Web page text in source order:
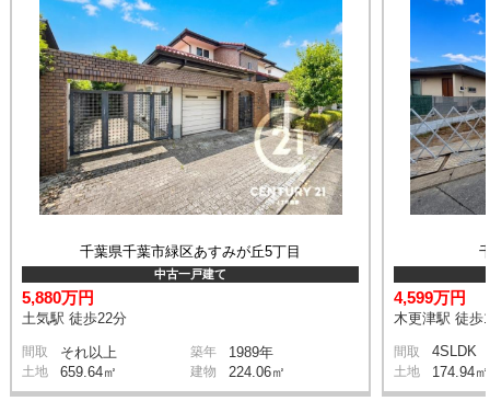
千葉県千葉市緑区あすみが丘5丁目
中古一戸建て
5,880万円
土気駅 徒歩22分
間取 それ以上 築年 1989年
土地 659.64㎡ 建物 224.06㎡
4,599万円
木更津駅 徒歩
間取 4SLDK
土地 174.94㎡